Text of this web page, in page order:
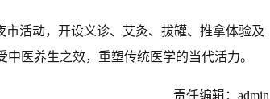
市活动，开设义诊、艾灸、拔罐、推拿体验及
医养生之效，重塑传统医学的当代活力。
责任编辑：admin